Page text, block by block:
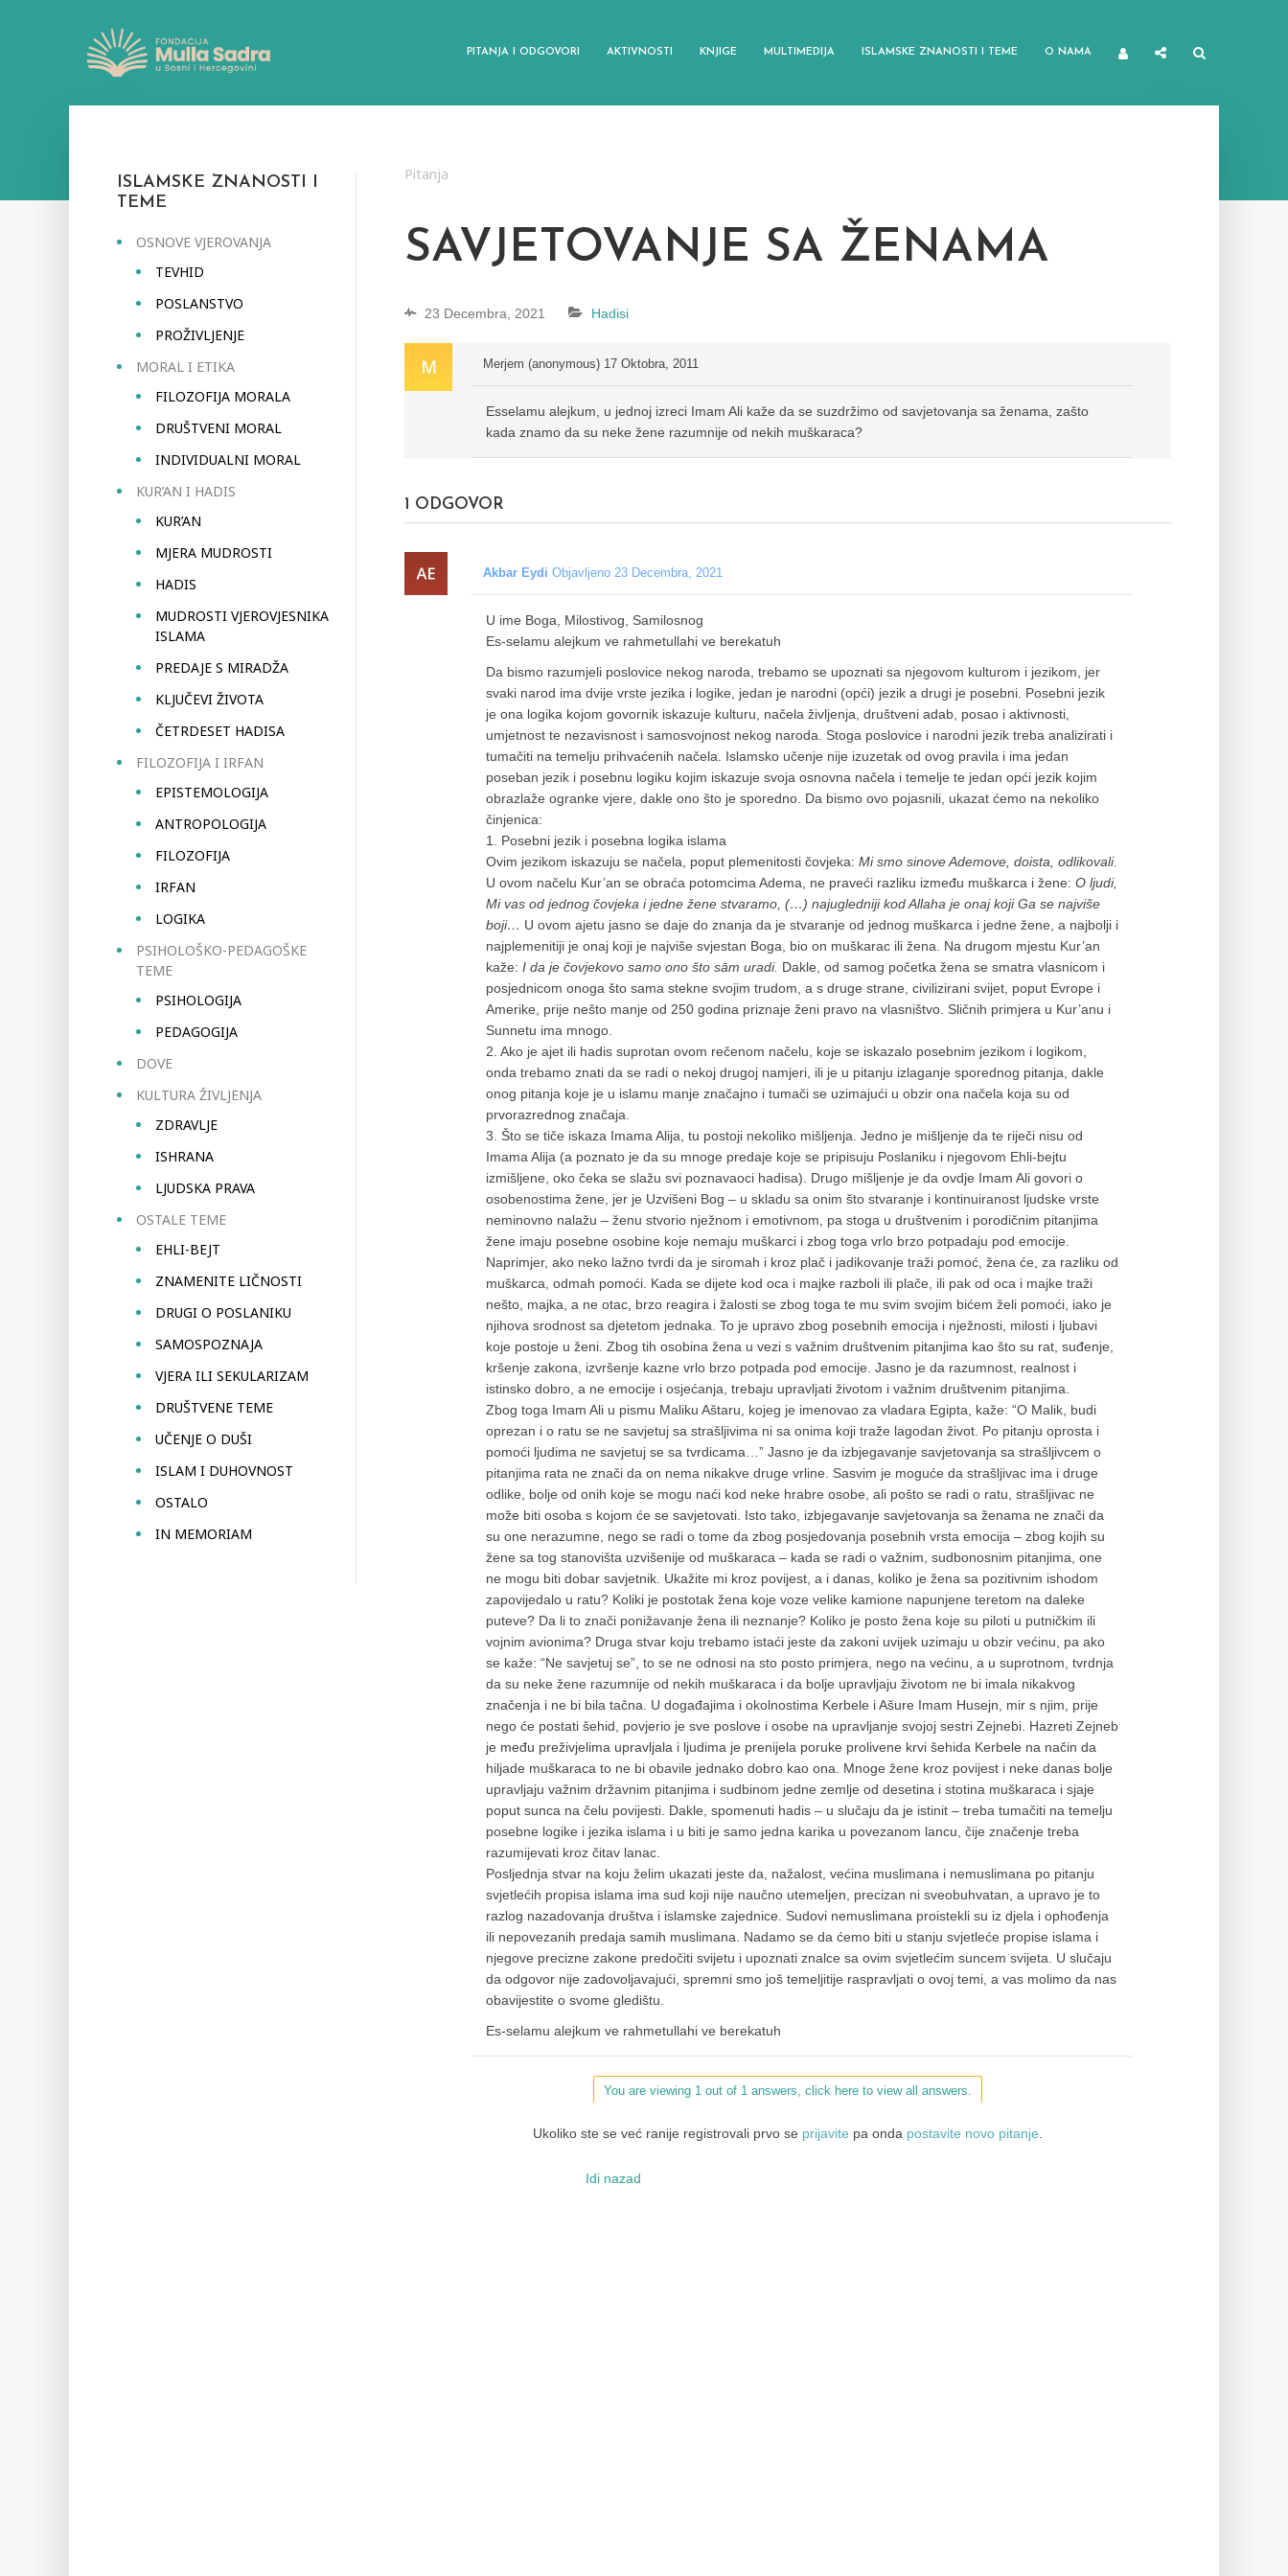
PITANJA I ODGOVORI AKTIVNOSTI KNJIGE MULTIMEDIJA ISLAMSKE ZNANOSTI I TEME O NAMA
ISLAMSKE ZNANOSTI I
TEME
OSNOVE VJEROVANJA
TEVHID
POSLANSTVO
PROŽIVLJENJE
MORAL I ETIKA
FILOZOFIJA MORALA
DRUŠTVENI MORAL
INDIVIDUALNI MORAL
KUR’AN I HADIS
KUR’AN
MJERA MUDROSTI
HADIS
MUDROSTI VJEROVJESNIKA
ISLAMA
PREDAJE S MIRADŽA
KLJUČEVI ŽIVOTA
ČETRDESET HADISA
FILOZOFIJA I IRFAN
EPISTEMOLOGIJA
ANTROPOLOGIJA
FILOZOFIJA
IRFAN
LOGIKA
PSIHOLOŠKO-PEDAGOŠKE
TEME
PSIHOLOGIJA
PEDAGOGIJA
DOVE
KULTURA ŽIVLJENJA
ZDRAVLJE
ISHRANA
LJUDSKA PRAVA
OSTALE TEME
EHLI-BEJT
ZNAMENITE LIČNOSTI
DRUGI O POSLANIKU
SAMOSPOZNAJA
VJERA ILI SEKULARIZAM
DRUŠTVENE TEME
UČENJE O DUŠI
ISLAM I DUHOVNOST
OSTALO
IN MEMORIAM
Pitanja
SAVJETOVANJE SA ŽENAMA
23 Decembra, 2021 Hadisi
Merjem (anonymous) 17 Oktobra, 2011
Esselamu alejkum, u jednoj izreci Imam Ali kaže da se suzdržimo od savjetovanja sa ženama, zašto
kada znamo da su neke žene razumnije od nekih muškaraca?
1 ODGOVOR
Akbar Eydi Objavljeno 23 Decembra, 2021
U ime Boga, Milostivog, Samilosnog
Es-selamu alejkum ve rahmetullahi ve berekatuh
Da bismo razumjeli poslovice nekog naroda, trebamo se upoznati sa njegovom kulturom i jezikom, jer
svaki narod ima dvije vrste jezika i logike, jedan je narodni (opći) jezik a drugi je posebni. Posebni jezik
je ona logika kojom govornik iskazuje kulturu, načela življenja, društveni adab, posao i aktivnosti,
umjetnost te nezavisnost i samosvojnost nekog naroda. Stoga poslovice i narodni jezik treba analizirati i
tumačiti na temelju prihvaćenih načela. Islamsko učenje nije izuzetak od ovog pravila i ima jedan
poseban jezik i posebnu logiku kojim iskazuje svoja osnovna načela i temelje te jedan opći jezik kojim
obrazlaže ogranke vjere, dakle ono što je sporedno. Da bismo ovo pojasnili, ukazat ćemo na nekoliko
činjenica:
1. Posebni jezik i posebna logika islama
Ovim jezikom iskazuju se načela, poput plemenitosti čovjeka: Mi smo sinove Ademove, doista, odlikovali.
U ovom načelu Kur’an se obraća potomcima Adema, ne praveći razliku između muškarca i žene: O ljudi,
Mi vas od jednog čovjeka i jedne žene stvaramo, (…) najugledniji kod Allaha je onaj koji Ga se najviše
boji… U ovom ajetu jasno se daje do znanja da je stvaranje od jednog muškarca i jedne žene, a najbolji i
najplemenitiji je onaj koji je najviše svjestan Boga, bio on muškarac ili žena. Na drugom mjestu Kur’an
kaže: I da je čovjekovo samo ono što sām uradi. Dakle, od samog početka žena se smatra vlasnicom i
posjednicom onoga što sama stekne svojim trudom, a s druge strane, civilizirani svijet, poput Evrope i
Amerike, prije nešto manje od 250 godina priznaje ženi pravo na vlasništvo. Sličnih primjera u Kur’anu i
Sunnetu ima mnogo.
2. Ako je ajet ili hadis suprotan ovom rečenom načelu, koje se iskazalo posebnim jezikom i logikom,
onda trebamo znati da se radi o nekoj drugoj namjeri, ili je u pitanju izlaganje sporednog pitanja, dakle
onog pitanja koje je u islamu manje značajno i tumači se uzimajući u obzir ona načela koja su od
prvorazrednog značaja.
3. Što se tiče iskaza Imama Alija, tu postoji nekoliko mišljenja. Jedno je mišljenje da te riječi nisu od
Imama Alija (a poznato je da su mnoge predaje koje se pripisuju Poslaniku i njegovom Ehli-bejtu
izmišljene, oko čeka se slažu svi poznavaoci hadisa). Drugo mišljenje je da ovdje Imam Ali govori o
osobenostima žene, jer je Uzvišeni Bog – u skladu sa onim što stvaranje i kontinuiranost ljudske vrste
neminovno nalažu – ženu stvorio nježnom i emotivnom, pa stoga u društvenim i porodičnim pitanjima
žene imaju posebne osobine koje nemaju muškarci i zbog toga vrlo brzo potpadaju pod emocije.
Naprimjer, ako neko lažno tvrdi da je siromah i kroz plač i jadikovanje traži pomoć, žena će, za razliku od
muškarca, odmah pomoći. Kada se dijete kod oca i majke razboli ili plače, ili pak od oca i majke traži
nešto, majka, a ne otac, brzo reagira i žalosti se zbog toga te mu svim svojim bićem želi pomoći, iako je
njihova srodnost sa djetetom jednaka. To je upravo zbog posebnih emocija i nježnosti, milosti i ljubavi
koje postoje u ženi. Zbog tih osobina žena u vezi s važnim društvenim pitanjima kao što su rat, suđenje,
kršenje zakona, izvršenje kazne vrlo brzo potpada pod emocije. Jasno je da razumnost, realnost i
istinsko dobro, a ne emocije i osjećanja, trebaju upravljati životom i važnim društvenim pitanjima.
Zbog toga Imam Ali u pismu Maliku Aštaru, kojeg je imenovao za vladara Egipta, kaže: “O Malik, budi
oprezan i o ratu se ne savjetuj sa strašljivima ni sa onima koji traže lagodan život. Po pitanju oprosta i
pomoći ljudima ne savjetuj se sa tvrdicama…” Jasno je da izbjegavanje savjetovanja sa strašljivcem o
pitanjima rata ne znači da on nema nikakve druge vrline. Sasvim je moguće da strašljivac ima i druge
odlike, bolje od onih koje se mogu naći kod neke hrabre osobe, ali pošto se radi o ratu, strašljivac ne
može biti osoba s kojom će se savjetovati. Isto tako, izbjegavanje savjetovanja sa ženama ne znači da
su one nerazumne, nego se radi o tome da zbog posjedovanja posebnih vrsta emocija – zbog kojih su
žene sa tog stanovišta uzvišenije od muškaraca – kada se radi o važnim, sudbonosnim pitanjima, one
ne mogu biti dobar savjetnik. Ukažite mi kroz povijest, a i danas, koliko je žena sa pozitivnim ishodom
zapovijedalo u ratu? Koliki je postotak žena koje voze velike kamione napunjene teretom na daleke
puteve? Da li to znači ponižavanje žena ili neznanje? Koliko je posto žena koje su piloti u putničkim ili
vojnim avionima? Druga stvar koju trebamo istaći jeste da zakoni uvijek uzimaju u obzir većinu, pa ako
se kaže: “Ne savjetuj se”, to se ne odnosi na sto posto primjera, nego na većinu, a u suprotnom, tvrdnja
da su neke žene razumnije od nekih muškaraca i da bolje upravljaju životom ne bi imala nikakvog
značenja i ne bi bila tačna. U događajima i okolnostima Kerbele i Ašure Imam Husejn, mir s njim, prije
nego će postati šehid, povjerio je sve poslove i osobe na upravljanje svojoj sestri Zejnebi. Hazreti Zejneb
je među preživjelima upravljala i ljudima je prenijela poruke prolivene krvi šehida Kerbele na način da
hiljade muškaraca to ne bi obavile jednako dobro kao ona. Mnoge žene kroz povijest i neke danas bolje
upravljaju važnim državnim pitanjima i sudbinom jedne zemlje od desetina i stotina muškaraca i sjaje
poput sunca na čelu povijesti. Dakle, spomenuti hadis – u slučaju da je istinit – treba tumačiti na temelju
posebne logike i jezika islama i u biti je samo jedna karika u povezanom lancu, čije značenje treba
razumijevati kroz čitav lanac.
Posljednja stvar na koju želim ukazati jeste da, nažalost, većina muslimana i nemuslimana po pitanju
svjetlećih propisa islama ima sud koji nije naučno utemeljen, precizan ni sveobuhvatan, a upravo je to
razlog nazadovanja društva i islamske zajednice. Sudovi nemuslimana proistekli su iz djela i ophođenja
ili nepovezanih predaja samih muslimana. Nadamo se da ćemo biti u stanju svjetleće propise islama i
njegove precizne zakone predočiti svijetu i upoznati znalce sa ovim svjetlećim suncem svijeta. U slučaju
da odgovor nije zadovoljavajući, spremni smo još temeljitije raspravljati o ovoj temi, a vas molimo da nas
obavijestite o svome gledištu.
Es-selamu alejkum ve rahmetullahi ve berekatuh
You are viewing 1 out of 1 answers, click here to view all answers.
Ukoliko ste se već ranije registrovali prvo se prijavite pa onda postavite novo pitanje.
Idi nazad